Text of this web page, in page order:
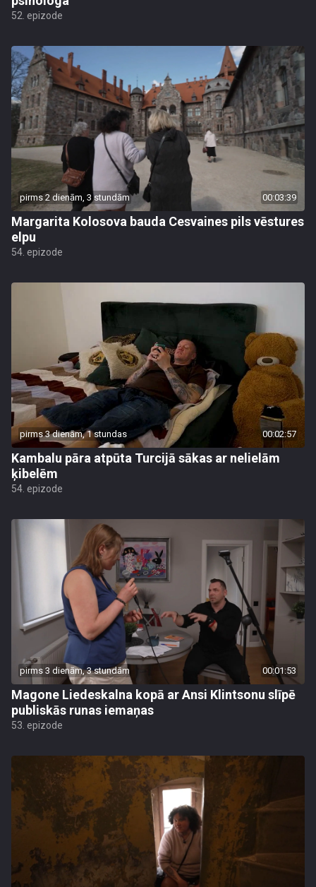
52. epizode
pirms 2 dienām, 3 stundām 00:03:39
Margarita Kolosova bauda Cesvaines pils vēstures
elpu
54. epizode
pirms 3 dienām, 1 stundas 00:02:57
Kambalu pāra atpūta Turcijā sākas ar nelielām
ķibelēm
54. epizode
pirms 3 dienām, 3 stundām 00:01:53
Magone Liedeskalna kopā ar Ansi Klintsonu slīpē
publiskās runas iemaņas
53. epizode